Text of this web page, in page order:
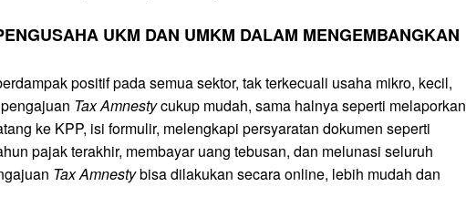
UKM DAN UMKM DALAM MENGEMBANGKAN
positif pada semua sektor, tak terkecuali usaha mikro, kecil,
Tax Amnestycukup mudah, sama halnya seperti melaporkan
ke KPP, isi formulir, melengkapi persyaratan dokumen seperti
pajak terakhir, membayar uang tebusan, dan melunasi seluruh
Tax Amnestybisa dilakukan secara online, lebih mudah dan